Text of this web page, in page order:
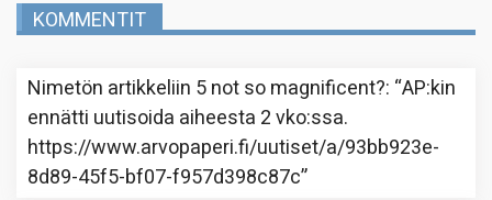
KOMMENTIT
Nimetön artikkeliin 5 not so magnificent?: “AP:kin
ennätti uutisoida aiheesta 2 vko:ssa.
https://www.arvopaperi.fi/uutiset/a/93bb923e-
8d89-45f5-bf07-f957d398c87c”